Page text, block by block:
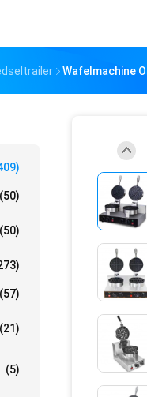
Wafelmachine
(50)
(50)
(57)
(21)
(5)